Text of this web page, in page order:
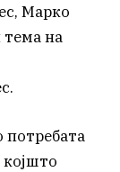
Марко
тема на
потребата
којшто